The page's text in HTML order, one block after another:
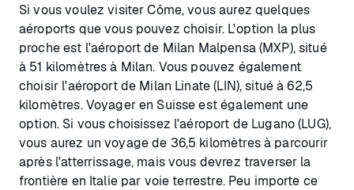
Si vous voulez visiter Côme, vous aurez quelques
aéroports que vous pouvez choisir. L'option la plus
proche est l'aéroport de Milan Malpensa (MXP), situé
à 51 kilomètres à Milan. Vous pouvez également
choisir l'aéroport de Milan Linate (LIN), situé à 62,5
kilomètres. Voyager en Suisse est également une
option. Si vous choisissez l'aéroport de Lugano (LUG),
vous aurez un voyage de 36,5 kilomètres à parcourir
après l'atterrissage, mais vous devrez traverser la
frontière en Italie par voie terrestre. Peu importe ce